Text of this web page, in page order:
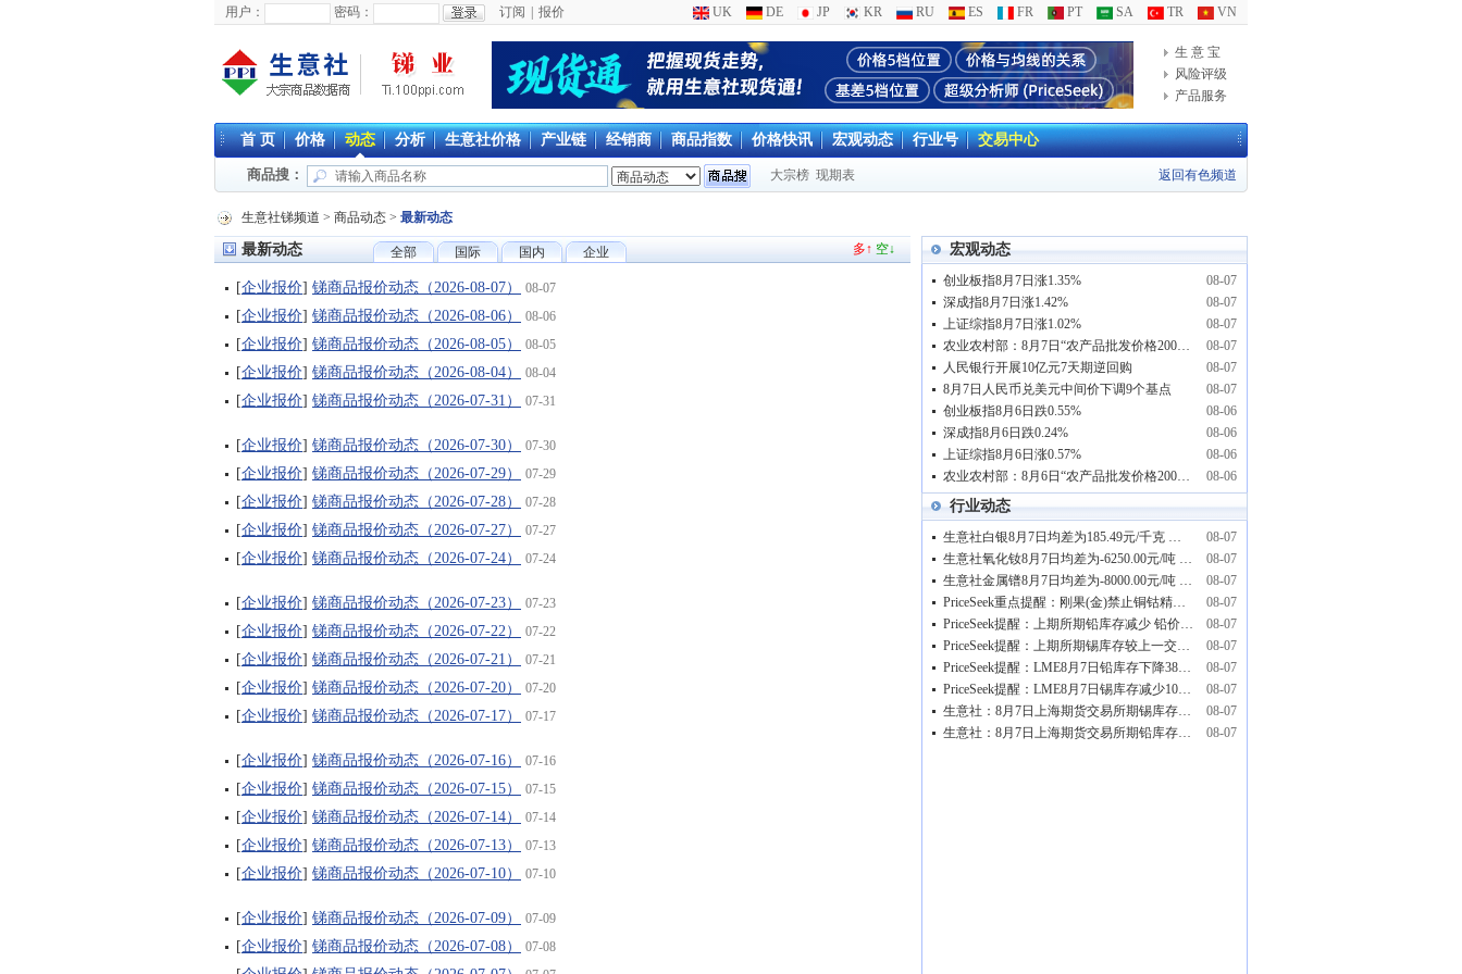
用户： 密码： 订阅 报价 UK DE JP KR RU ES FR PT SA TR VN
生 意 宝
风险评级
产品服务
首 页 价格 动态 分析 生意社价格 产业链 经销商 商品指数 价格快讯 宏观动态 行业号 交易中心
返回有色频道
商品搜： 大宗榜 现期表
生意社锑频道 > 商品动态 > 最新动态
最新动态 全部 国际 国内 企业 多↑ 空↓
[企业报价] 锑商品报价动态（2026-08-07） 08-07
[企业报价] 锑商品报价动态（2026-08-06） 08-06
[企业报价] 锑商品报价动态（2026-08-05） 08-05
[企业报价] 锑商品报价动态（2026-08-04） 08-04
[企业报价] 锑商品报价动态（2026-07-31） 07-31
[企业报价] 锑商品报价动态（2026-07-30） 07-30
[企业报价] 锑商品报价动态（2026-07-29） 07-29
[企业报价] 锑商品报价动态（2026-07-28） 07-28
[企业报价] 锑商品报价动态（2026-07-27） 07-27
[企业报价] 锑商品报价动态（2026-07-24） 07-24
[企业报价] 锑商品报价动态（2026-07-23） 07-23
[企业报价] 锑商品报价动态（2026-07-22） 07-22
[企业报价] 锑商品报价动态（2026-07-21） 07-21
[企业报价] 锑商品报价动态（2026-07-20） 07-20
[企业报价] 锑商品报价动态（2026-07-17） 07-17
[企业报价] 锑商品报价动态（2026-07-16） 07-16
[企业报价] 锑商品报价动态（2026-07-15） 07-15
[企业报价] 锑商品报价动态（2026-07-14） 07-14
[企业报价] 锑商品报价动态（2026-07-13） 07-13
[企业报价] 锑商品报价动态（2026-07-10） 07-10
[企业报价] 锑商品报价动态（2026-07-09） 07-09
[企业报价] 锑商品报价动态（2026-07-08） 07-08
宏观动态
08-07
创业板指8月7日涨1.35%
08-07
深成指8月7日涨1.42%
08-07
上证综指8月7日涨1.02%
08-07
农业农村部：8月7日“农产品批发价格200指数”比昨天上升0.26个点
08-07
人民银行开展10亿元7天期逆回购
08-07
8月7日人民币兑美元中间价下调9个基点
08-06
创业板指8月6日跌0.55%
08-06
深成指8月6日跌0.24%
08-06
上证综指8月6日涨0.57%
08-06
农业农村部：8月6日“农产品批发价格200指数”比昨天上升0.17个点
行业动态
08-07
生意社白银8月7日均差为185.49元/千克 由正向缩小重新扩大
08-07
生意社氧化钕8月7日均差为-6250.00元/吨 由负向扩大转为缩小
08-07
生意社金属镨8月7日均差为-8000.00元/吨 由负向扩大转为缩小
08-07
PriceSeek重点提醒：刚果(金)禁止铜钴精矿出口影响分析
08-07
PriceSeek提醒：上期所期铅库存减少 铅价影响分析
08-07
PriceSeek提醒：上期所期锡库存较上一交易日增加
08-07
PriceSeek提醒：LME8月7日铅库存下降3850吨
08-07
PriceSeek提醒：LME8月7日锡库存减少105吨
08-07
生意社：8月7日上海期货交易所期锡库存4848吨
08-07
生意社：8月7日上海期货交易所期铅库存56636吨